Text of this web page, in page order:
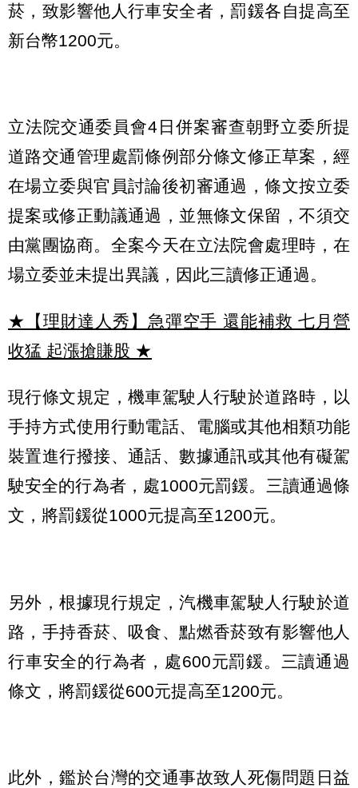
菸，致影響他人行車安全者，罰鍰各自提高至
新台幣1200元。
立法院交通委員會4日併案審查朝野立委所提
道路交通管理處罰條例部分條文修正草案，經
在場立委與官員討論後初審通過，條文按立委
提案或修正動議通過，並無條文保留，不須交
由黨團協商。全案今天在立法院會處理時，在
場立委並未提出異議，因此三讀修正通過。
★【理財達人秀】急彈空手 還能補救 七月營
收猛 起漲搶賺股 ★
現行條文規定，機車駕駛人行駛於道路時，以
手持方式使用行動電話、電腦或其他相類功能
裝置進行撥接、通話、數據通訊或其他有礙駕
駛安全的行為者，處1000元罰鍰。三讀通過條
文，將罰鍰從1000元提高至1200元。
另外，根據現行規定，汽機車駕駛人行駛於道
路，手持香菸、吸食、點燃香菸致有影響他人
行車安全的行為者，處600元罰鍰。三讀通過
條文，將罰鍰從600元提高至1200元。
此外，鑑於台灣的交通事故致人死傷問題日益